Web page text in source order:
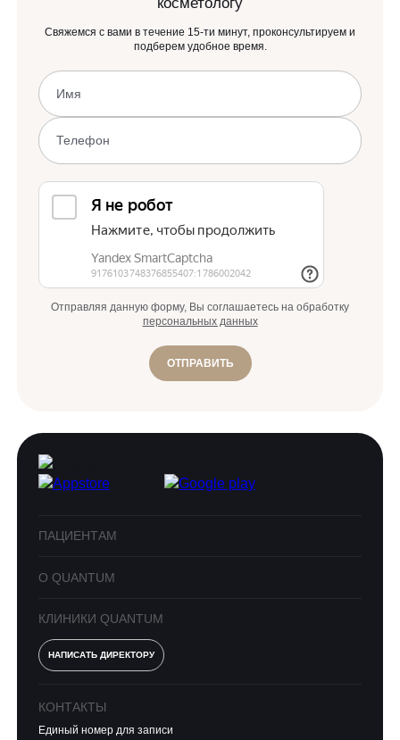
Свяжемся с вами в течение 15-ти минут, проконсультируем и
подберем удобное время.
Отправляя данную форму, Вы соглашаетесь на обработку
персональных данных
ОТПРАВИТЬ
ПАЦИЕНТАМ
О QUANTUM
КЛИНИКИ QUANTUM
НАПИСАТЬ ДИРЕКТОРУ
КОНТАКТЫ
Единый номер для записи